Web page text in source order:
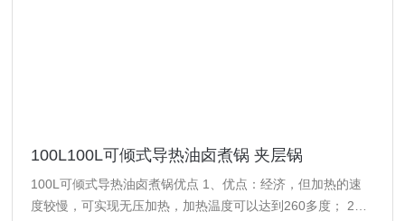
100L100L可倾式导热油卤煮锅 夹层锅
100L可倾式导热油卤煮锅优点 1、优点：经济，但加热的速
度较慢，可实现无压加热，加热温度可以达到260多度； 2、